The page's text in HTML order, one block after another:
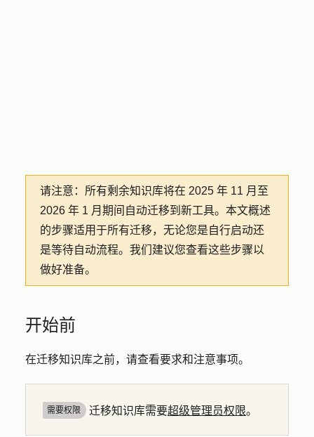
请注意： 所有剩余知识库将在 2025 年 11 月至
2026 年 1 月期间自动迁移到新工具。本文概述
的步骤适用于所有迁移，无论您是自行启动还
是等待自动流程。我们建议您查看这些步骤以
做好准备。
开始前
在迁移知识库之前，请查看要求和注意事项。
需要权限 迁移知识库需要超级管理员权限。